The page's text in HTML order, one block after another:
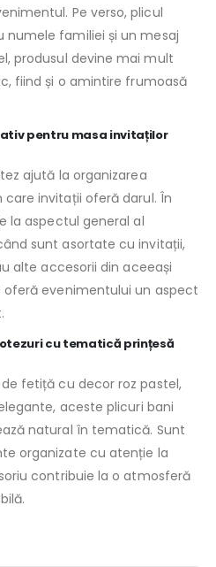
Pe verso, plicul
familiei și un mesaj
produsul devine mai mult
fiind și o amintire frumoasă
pentru masa invitaților
ajută la organizarea
invitații oferă darul. În
la aspectul general al
sunt asortate cu invitații,
alte accesorii din aceeași
evenimentului un aspect
cu tematică prințesă
fetiță cu decor roz pastel,
aceste plicuri bani
natural în tematică. Sunt
organizate cu atenție la
contribuie la o atmosferă